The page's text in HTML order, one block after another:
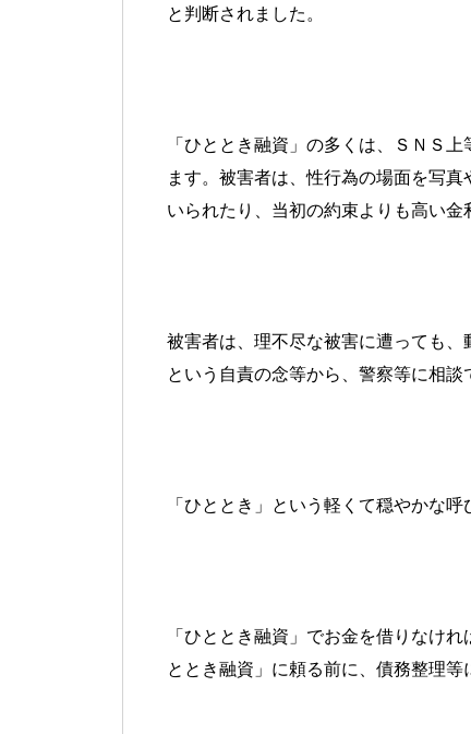
と判断されました。
「ひととき融資」の多くは、ＳＮＳ
ます。被害者は、性行為の場面を写
いられたり、当初の約束よりも高い
被害者は、理不尽な被害に遭っても
という自責の念等から、警察等に相談
「ひととき」という軽くて穏やかな
「ひととき融資」でお金を借りなけ
ととき融資」に頼る前に、債務整理等